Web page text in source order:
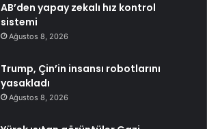
AB’den yapay zekalı hız kontrol
sistemi
Ağustos 8, 2026
Trump, Çin’in insansı robotlarını
yasakladı
Ağustos 8, 2026